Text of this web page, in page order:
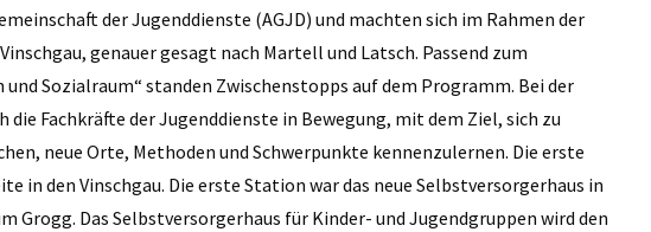
der Jugenddienste (AGJD) und machten sich im Rahmen der
genauer gesagt nach Martell und Latsch. Passend zum
Sozialraum“ standen Zwischenstopps auf dem Programm. Bei der
Fachkräfte der Jugenddienste in Bewegung, mit dem Ziel, sich zu
neue Orte, Methoden und Schwerpunkte kennenzulernen. Die erste
in den Vinschgau. Die erste Station war das neue Selbstversorgerhaus in
Das Selbstversorgerhaus für Kinder- und Jugendgruppen wird den